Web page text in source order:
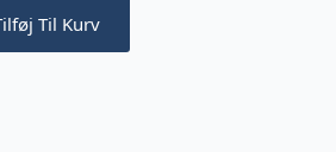
Til Kurv